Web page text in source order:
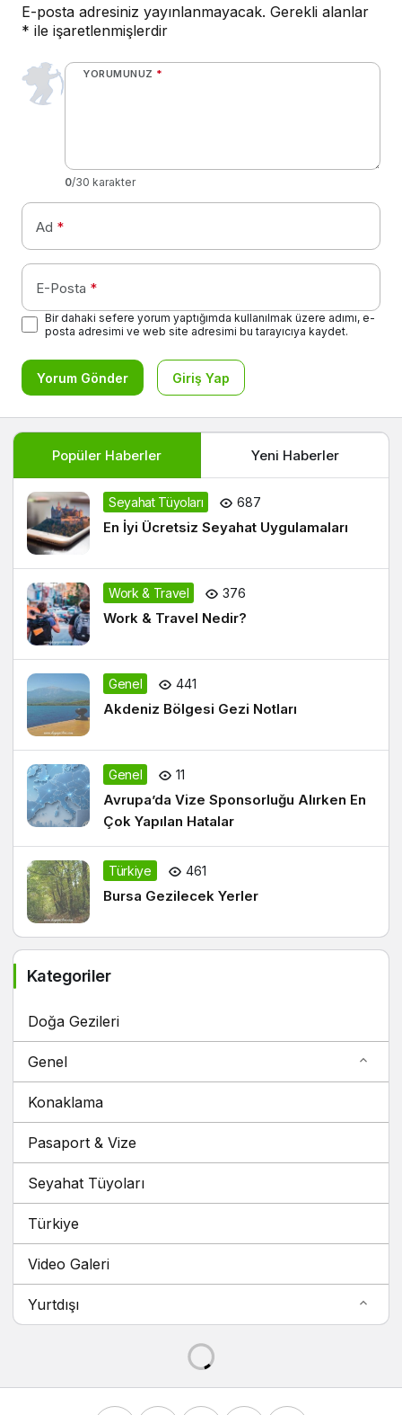
E-posta adresiniz yayınlanmayacak. Gerekli alanlar
* ile işaretlenmişlerdir
YORUMUNUZ *
0/30 karakter
Ad *
E-Posta *
Bir dahaki sefere yorum yaptığımda kullanılmak üzere adımı, e-
posta adresimi ve web site adresimi bu tarayıcıya kaydet.
Yorum Gönder Giriş Yap
Popüler Haberler Yeni Haberler
Seyahat Tüyoları 687
En İyi Ücretsiz Seyahat Uygulamaları
Work & Travel 376
Work & Travel Nedir?
Genel 441
Akdeniz Bölgesi Gezi Notları
Genel 11
Avrupa’da Vize Sponsorluğu Alırken En
Çok Yapılan Hatalar
Türkiye 461
Bursa Gezilecek Yerler
Kategoriler
Doğa Gezileri
Genel
Konaklama
Pasaport & Vize
Seyahat Tüyoları
Türkiye
Video Galeri
Yurtdışı